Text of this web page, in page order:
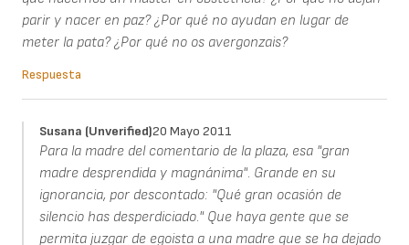
parir y nacer en paz? ¿Por qué no ayudan en lugar de
meter la pata? ¿Por qué no os avergonzais?
Respuesta
Susana (unverified)20 Mayo 2011
Para la madre del comentario de la plaza, esa "gran
madre desprendida y magnánima". Grande en su
ignorancia, por descontado: "Qué gran ocasión de
silencio has desperdiciado." Que haya gente que se
permita juzgar de egoista a una madre que se ha dejado